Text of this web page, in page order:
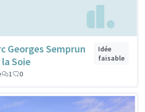
Georges Semprun
Soie
Idée
faisable
1 0